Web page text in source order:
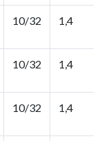
10/32 1,4
10/32 1,4
10/32 1,4